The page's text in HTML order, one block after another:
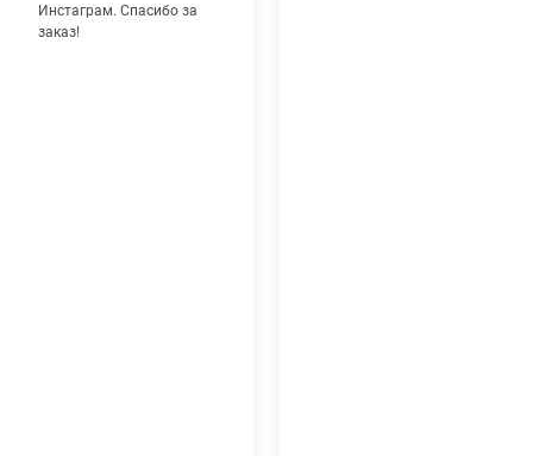
Инстаграм. Спасибо за
заказ!